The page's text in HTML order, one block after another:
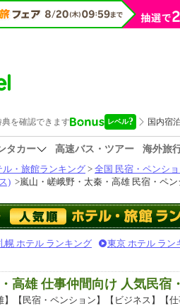
タカー 高速バス・ツアー
海外旅
ル・旅館ランキング > 全国 民宿・ペンシ
) >嵐山・嵯峨野・太秦・高雄 民宿・ペ
幌 ホテル ランキング 東京 ホテル ラン
高雄 仕事仲間向け 人気民
】【民宿・ペンション】【ビジネス】【